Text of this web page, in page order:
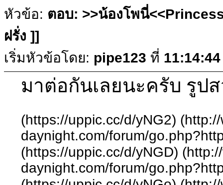
หัวข้อ: ตอบ: >>น้องโพนี่
ฝรั่ง ]]
เริ่มหัวข้อโดย: pipe123 ที่
มาต่อกันเลยนะครับ รูป
(https://uppic.cc/d/yNG2)
daynight.com/forum/
(https://uppic.cc/d/yNGD)
daynight.com/forum/